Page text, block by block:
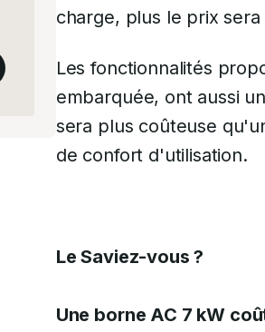
charge, plus le prix
Les fonctionnalités
embarquée, ont aussi
sera plus coûteuse
de confort d'utilisation.
Le Saviez-vous ?
Une borne AC 7 kW